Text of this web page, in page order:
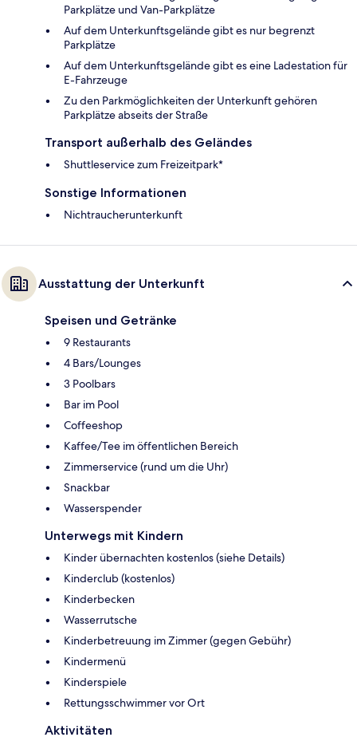
Parkplätze und Van-Parkplätze
Auf dem Unterkunftsgelände gibt es nur begrenzt
Parkplätze
Auf dem Unterkunftsgelände gibt es eine Ladestation für
E-Fahrzeuge
Zu den Parkmöglichkeiten der Unterkunft gehören
Parkplätze abseits der Straße
Transport außerhalb des Geländes
Shuttleservice zum Freizeitpark*
Sonstige Informationen
Nichtraucherunterkunft
Ausstattung der Unterkunft
Speisen und Getränke
9 Restaurants
4 Bars/Lounges
3 Poolbars
Bar im Pool
Coffeeshop
Kaffee/Tee im öffentlichen Bereich
Zimmerservice (rund um die Uhr)
Snackbar
Wasserspender
Unterwegs mit Kindern
Kinder übernachten kostenlos (siehe Details)
Kinderclub (kostenlos)
Kinderbecken
Wasserrutsche
Kinderbetreuung im Zimmer (gegen Gebühr)
Kindermenü
Kinderspiele
Rettungsschwimmer vor Ort
Aktivitäten